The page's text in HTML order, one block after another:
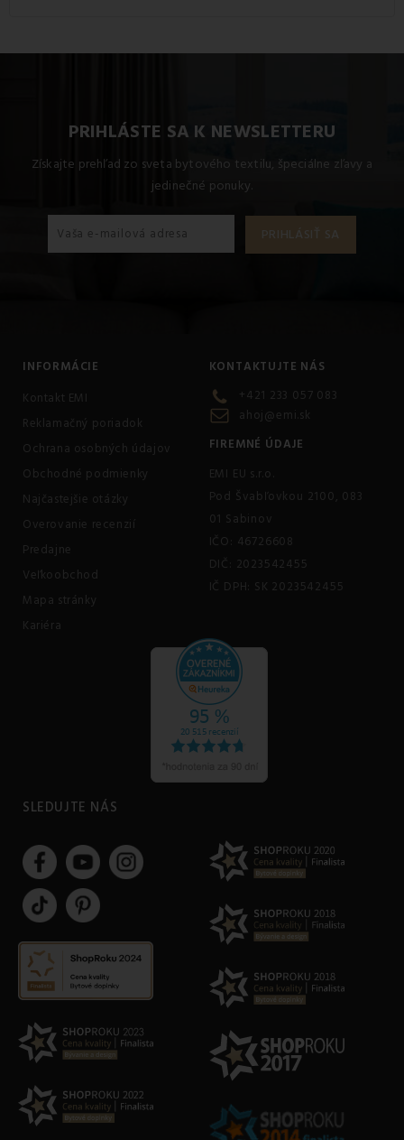
PRIHLÁSTE SA K NEWSLETTERU
Získajte prehľad zo sveta bytového textilu, špeciálne zľavy a
jedinečné ponuky.
INFORMÁCIE
Kontakt EMI
Reklamačný poriadok
Ochrana osobných údajov
Obchodné podmienky
Najčastejšie otázky
Overovanie recenzií
Predajne
Veľkoobchod
Mapa stránky
Kariéra
KONTAKTUJTE NÁS
+421 233 057 083
ahoj@emi.sk
FIREMNÉ ÚDAJE
EMI EU s.r.o.
Pod Švabľovkou 2100, 083
01 Sabinov
IČO: 46726608
DIČ: 2023542455
IČ DPH: SK 2023542455
SLEDUJTE NÁS